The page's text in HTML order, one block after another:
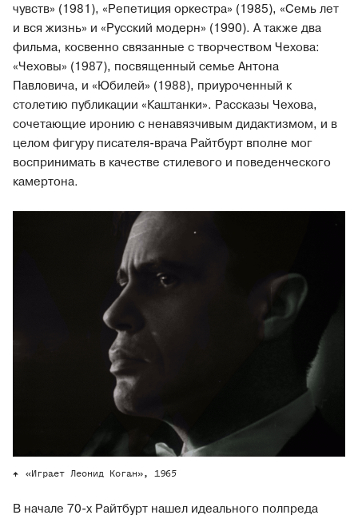
чувств» (1981), «Репетиция оркестра» (1985), «Семь лет
и вся жизнь» и «Русский модерн» (1990). А также два
фильма, косвенно связанные с творчеством Чехова:
«Чеховы» (1987), посвященный семье Антона
Павловича, и «Юбилей» (1988), приуроченный к
столетию публикации «Каштанки». Рассказы Чехова,
сочетающие иронию с ненавязчивым дидактизмом, и в
целом фигуру писателя-врача Райтбурт вполне мог
воспринимать в качестве стилевого и поведенческого
камертона.
«Играет Леонид Коган», 1965
В начале 70-х Райтбурт нашел идеального полпреда